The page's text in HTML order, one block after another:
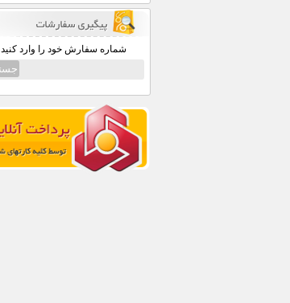
شماره سفارش خود را وارد کنید